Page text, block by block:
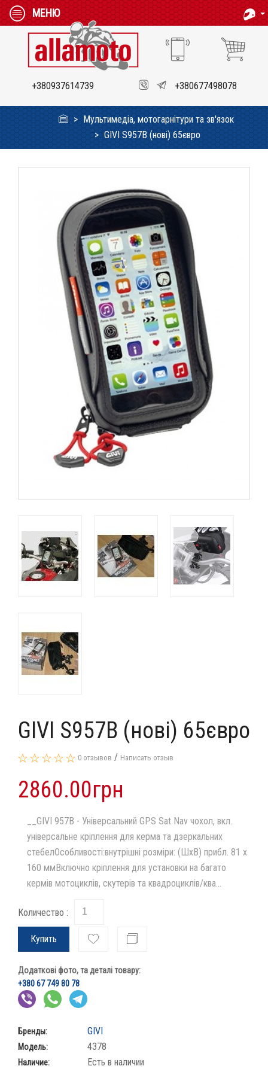
МЕНЮ
+380937614739 +380677498078
Мультимедіа, мотогарнітури та зв'язок
GIVI S957B (нові) 65євро
GIVI S957B (нові) 65євро
0 отзывов / Написать отзыв
2860.00грн
__GIVI 957B - Універсальний GPS Sat Nav чохол, вкл.
універсальне кріплення для керма та дзеркальних
стебелОсобливості:внутрішні розміри: (ШхВ) прибл. 81 х
160 ммВключно кріплення для установки на багато
кермів мотоциклів, скутерів та квадроциклів/ква...
Количество :
Купить
Додаткові фото, та деталі товару:
+380 67 749 80 78
Бренды: GIVI
Модель: 4378
Наличие: Есть в наличии